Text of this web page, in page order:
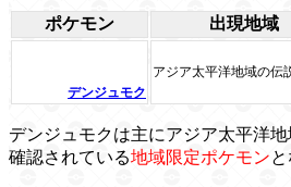
ポケモン 出現地域
デンジュモク
アジア太平洋地域の伝
デンジュモクは主にアジア太平洋
確認されている地域限定ポケモン